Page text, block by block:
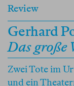
Review
Gerhard
Das große
Zwei Tote im
und ein